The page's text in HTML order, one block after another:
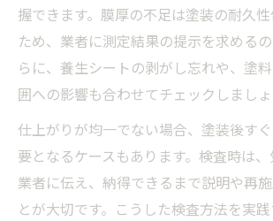
握できます。膜厚の不足は塗装の耐久
ため、業者に測定結果の提示を求める
らに、養生シートの剥がし忘れや、塗
囲への影響も合わせてチェックしましょ
仕上がりが均一でない場合、塗装後す
要となるケースもあります。検査時は
業者に伝え、納得できるまで説明や再
とが大切です。こうした検査方法を実